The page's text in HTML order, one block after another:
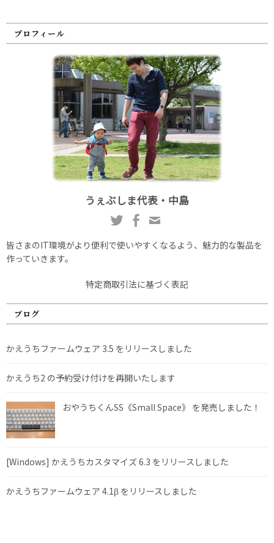
プロフィール
うぇぶしま代表・中島
皆さまのIT環境がより便利で使いやすくなるよう、魅力的な製品を
作っていきます。
特定商取引法に基づく表記
ブログ
かえうちファームウェア 3.5 をリリースしました
かえうち2 の予約受け付けを再開いたします
おやうちくんSS《Small Space》 を発売しました！
[Windows] かえうちカスタマイズ 6.3 をリリースしました
かえうちファームウェア 4.1β をリリースしました